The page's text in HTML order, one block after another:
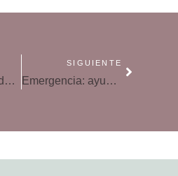
Los 5 objetivos del programa CaixaProinfancia contra la pobreza
SIGUIENTE
Emergencia: ayuda a los niños atrapados en el conflicto de Ucrania